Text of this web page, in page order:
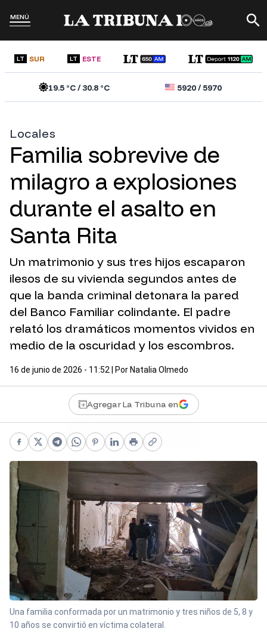
MENÚ
LT SUR LT ESTE
19.5°C /30.8°C 5920/5970
Locales
Familia sobrevive de
milagro a explosiones
durante el asalto en
Santa Rita
Un matrimonio y sus tres hijos escaparon
ilesos de su vivienda segundos antes de
que la banda criminal detonara la pared
del Banco Familiar colindante. El padre
relató los dramáticos momentos vividos en
medio de la oscuridad y los escombros.
16 de junio de 2026 - 11:52 | Por Natalia Olmedo
Agregar La Tribuna en
Facebook
X Telegram
WhatsApp
Pinterest
LinkedIn
PrintCopy link
Una familia conformada por un matrimonio y tres niños de 5, 8 y
10 años se convirtió en víctima colateral.